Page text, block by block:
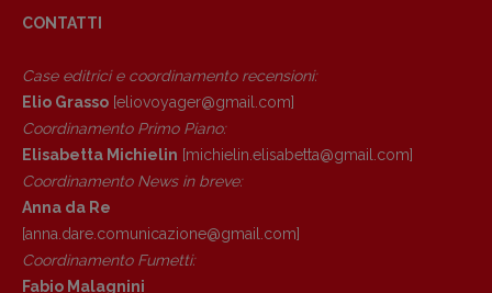
Copyright © 2018 – 2023 Pulp Magazine –
Associazione Pulp Magazine – registrazione
Tribunale Milano n° 5864/2023 – cod. fis.
CONTATTI
Case editrici e coordinamento recensioni:
Elio Grasso [eliovoyager@gmail.com]
Coordinamento Primo Piano:
Elisabetta Michielin [michielin.elisabetta@gmail.com]
Coordinamento News in breve:
Anna da Re
[anna.dare.comunicazione@gmail. com]
Coordinamento Fumetti:
Fabio Malagnini